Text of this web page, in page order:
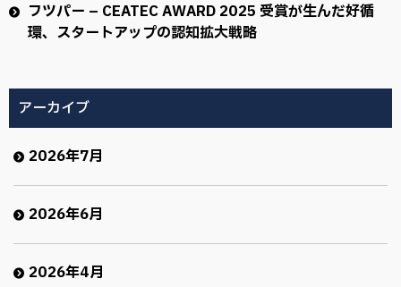
フツパー – CEATEC AWARD 2025 受賞が生んだ好循
環、スタートアップの認知拡大戦略
アーカイブ
2026年7月
2026年6月
2026年4月